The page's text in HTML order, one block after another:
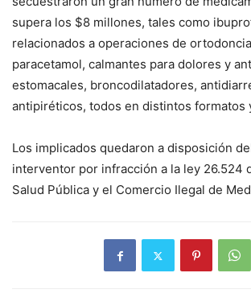
supera los $8 millones, tales como
relacionados a operaciones de
paracetamol, calmantes para dolores y
estomacales, broncodilatadores,
antipiréticos, todos en distintos formatos
Los implicados quedaron a disposición
interventor por infracción a la ley 26.524
Salud Pública y el Comercio Ilegal de